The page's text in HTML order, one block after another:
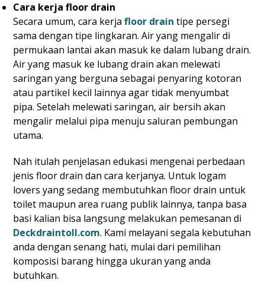
Cara kerja floor drain
Secara umum, cara kerjafloor drain tipe persegi
sama dengan tipe lingkaran. Air yang mengalir di
permukaan lantai akan masuk ke dalam lubang drain.
Air yang masuk ke lubang drain akan melewati
saringan yang berguna sebagai penyaring kotoran
atau partikel kecil lainnya agar tidak menyumbat
pipa. Setelah melewati saringan, air bersih akan
mengalir melalui pipa menuju saluran pembungan
utama.
Nah itulah penjelasan edukasi mengenai perbedaan
jenis floor drain dan cara kerjanya. Untuk logam
lovers yang sedang membutuhkan floor drain untuk
toilet maupun area ruang publik lainnya, tanpa basa
basi kalian bisa langsung melakukan pemesanan di
Deckdraintoll.com. Kami melayani segala kebutuhan
anda dengan senang hati, mulai dari pemilihan
komposisi barang hingga ukuran yang anda
butuhkan.